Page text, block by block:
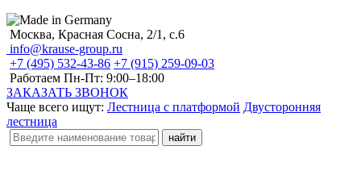
Москва, Красная Сосна, 2/1, с.6
info@krause-group.ru
+7 (495) 532-43-86 +7 (915) 259-09-03
Работаем Пн-Пт: 9:00–18:00
ЗАКАЗАТЬ ЗВОНОК
Чаще всего ищут: Лестница с платформой Двусторонняя
лестница